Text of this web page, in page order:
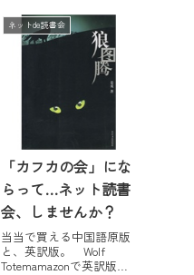
ネットde読書会
「カフカの会」にな
らって…ネット読書
会、しませんか？
当当で買える中国語原版
と、英訳版。 Wolf
Totemamazonで英訳版も